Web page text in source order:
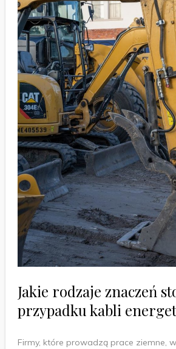
Jakie rodzaje znaczeń
przypadku kabli
Firmy, które prowadzą prace ziemne,